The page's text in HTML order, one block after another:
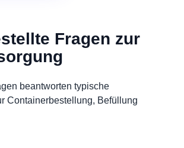
Fragen zur
beantworten typische
Containerbestellung, Befüllung